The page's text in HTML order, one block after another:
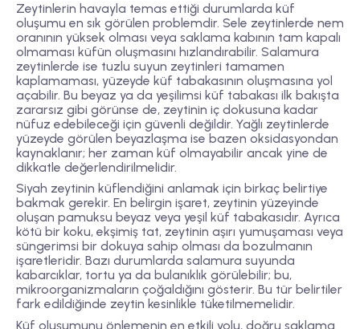
Zeytinlerin havayla temas ettiği durumlarda küf
oluşumu en sık görülen problemdir. Sele zeytinlerde nem
oranının yüksek olması veya saklama kabının tam kapalı
olmaması küfün oluşmasını hızlandırabilir. Salamura
zeytinlerde ise tuzlu suyun zeytinleri tamamen
kaplamaması, yüzeyde küf tabakasının oluşmasına yol
açabilir. Bu beyaz ya da yeşilimsi küf tabakası ilk bakışta
zararsız gibi görünse de, zeytinin iç dokusuna kadar
nüfuz edebileceği için güvenli değildir. Yağlı zeytinlerde
yüzeyde görülen beyazlaşma ise bazen oksidasyondan
kaynaklanır; her zaman küf olmayabilir ancak yine de
dikkatle değerlendirilmelidir.
Siyah zeytinin küflendiğini anlamak için birkaç belirtiye
bakmak gerekir. En belirgin işaret, zeytinin yüzeyinde
oluşan pamuksu beyaz veya yeşil küf tabakasıdır. Ayrıca
kötü bir koku, ekşimiş tat, zeytinin aşırı yumuşaması veya
süngerimsi bir dokuya sahip olması da bozulmanın
işaretleridir. Bazı durumlarda salamura suyunda
kabarcıklar, tortu ya da bulanıklık görülebilir; bu,
mikroorganizmaların çoğaldığını gösterir. Bu tür belirtiler
fark edildiğinde zeytin kesinlikle tüketilmemelidir.
Küf oluşumunu önlemenin en etkili yolu, doğru saklama